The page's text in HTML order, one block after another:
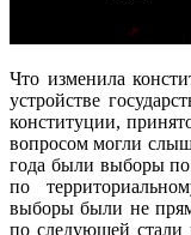
Что изменила
устройстве
конституции,
вопросом могли
года были выборы по
по
выборы были не
по следующей